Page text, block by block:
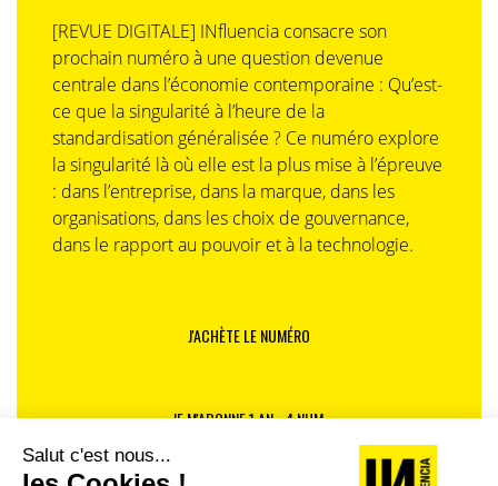
[REVUE DIGITALE] INfluencia consacre son
prochain numéro à une question devenue
centrale dans l’économie contemporaine : Qu’est-
ce que la singularité à l’heure de la
standardisation généralisée ? Ce numéro explore
la singularité là où elle est la plus mise à l’épreuve
: dans l’entreprise, dans la marque, dans les
organisations, dans les choix de gouvernance,
dans le rapport au pouvoir et à la technologie.
J'ACHÈTE LE NUMÉRO
JE M'ABONNE 1 AN - 4 NUM.